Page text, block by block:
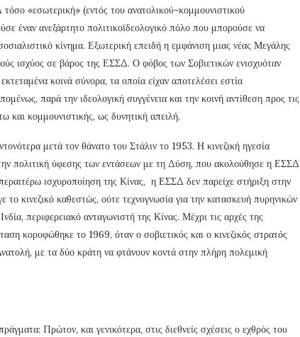
«εσωτερική» (εντός του ανατολικού-κομμουνιστικού
έναν ανεξάρτητο πολιτικοϊδεολογικό πόλο που μπορούσε να
κίνημα. Εξωτερική επειδή η εμφάνιση μιας νέας Μεγάλης
ισχύος σε βάρος της ΕΣΣΔ. Ο φόβος των Σοβιετικών ενισχυόταν
κοινά σύνορα, τα οποία είχαν αποτελέσει εστία
παρά την ιδεολογική συγγένεια και την κοινή αντίθεση προς τις
κομμουνιστικής, ως δυνητική απειλή.
μετά τον θάνατο του Στάλιν το 1953. Η κινεζική ηγεσία
πολιτική ύφεσης των εντάσεων με τη Δύση, που ακολούθησε η ΕΣΣΔ
ισχυροποίηση της Κίνας, η ΕΣΣΔ δεν παρείχε στήριξη στην
κινεζικό καθεστώς, ούτε τεχνογνωσία για την κατασκευή πυρηνικών
περιφερειακό ανταγωνιστή της Κίνας. Μέχρι τις αρχές της
κορυφώθηκε το 1969, όταν ο σοβιετικός και ο κινεζικός στρατός
με τα δύο κράτη να φτάνουν κοντά στην πλήρη πολεμική
Πρώτον, και γενικότερα, στις διεθνείς σχέσεις ο εχθρός του